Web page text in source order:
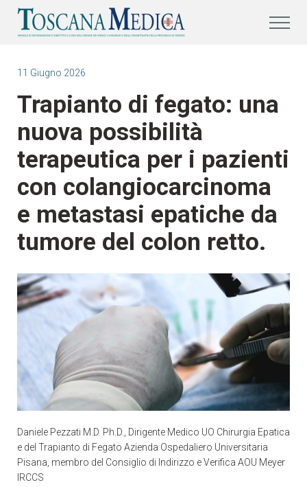
11 Giugno 2026
Trapianto di fegato: una
nuova possibilità
terapeutica per i pazienti
con colangiocarcinoma
e metastasi epatiche da
tumore del colon retto.
Daniele Pezzati M.D. Ph.D., Dirigente Medico UO Chirurgia Epatica
e del Trapianto di Fegato Azienda Ospedaliero Universitaria
Pisana, membro del Consiglio di Indirizzo e Verifica AOU Meyer
IRCCS